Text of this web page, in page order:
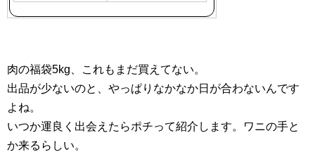
肉の福袋5kg、これもまだ買えてない。
出品が少ないのと、やっぱりなかなか日が合わないんです
よね。
いつか運良く出会えたらポチって紹介します。ワニの手と
か来るらしい。